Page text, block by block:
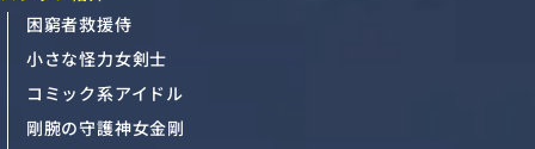
困窮者救援侍
小さな怪力女剣士
コミック系アイドル
剛腕の守護神女金剛